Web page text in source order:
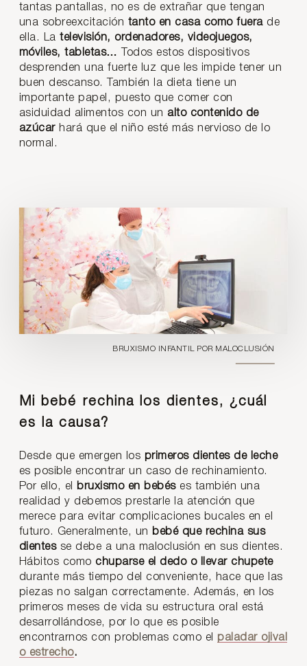
tantas pantallas, no es de extrañar que tengan
una sobreexcitación tanto en casa como fuera de
ella. La televisión, ordenadores, videojuegos,
móviles, tabletas…
Todos estos dispositivos
desprenden una fuerte luz que les impide tener un
buen descanso. También la dieta tiene un
importante papel, puesto que comer con
asiduidad alimentos con un alto contenido de
azúcarhará que el niño esté más nervioso de lo
normal.
BRUXISMO INFANTIL POR MALOCLUSIÓN
Mi bebé rechina los dientes, ¿cuál
es la causa?
Desde que emergen los primeros dientes de leche
es posible encontrar un caso de rechinamiento.
Por ello, el
bruxismo en bebés es también una
realidad y debemos prestarle la atención que
merece para evitar complicaciones bucales en el
futuro. Generalmente, un bebé que rechina sus
dientesse debe a una maloclusión en sus dientes.
Hábitos como chuparse el dedo o llevar chupete
durante más tiempo del conveniente, hace que las
piezas no salgan correctamente. Además, en los
primeros meses de vida su estructura oral está
desarrollándose, por lo que es posible
encontrarnos con problemas como el paladar ojival
o estrecho.